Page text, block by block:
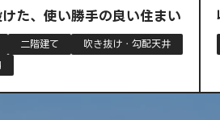
暮らしやすさを兼ね備えた平屋
納 平屋